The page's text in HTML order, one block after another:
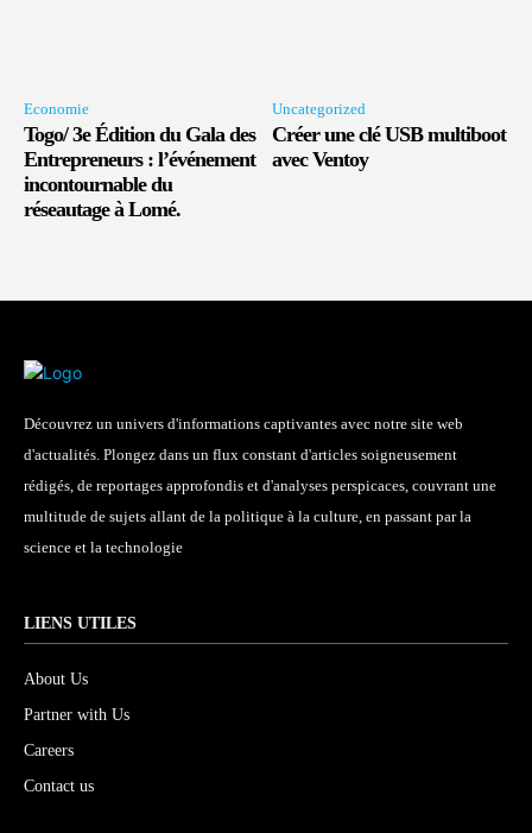
Economie
Togo/ 3e Édition du Gala des
Entrepreneurs : l’événement
incontournable du
réseautage à Lomé.
Uncategorized
Créer une clé USB multiboot
avec Ventoy
Découvrez un univers d'informations captivantes avec notre site web
d'actualités. Plongez dans un flux constant d'articles soigneusement
rédigés, de reportages approfondis et d'analyses perspicaces, couvrant une
multitude de sujets allant de la politique à la culture, en passant par la
science et la technologie
LIENS UTILES
About Us
Partner with Us
Careers
Contact us